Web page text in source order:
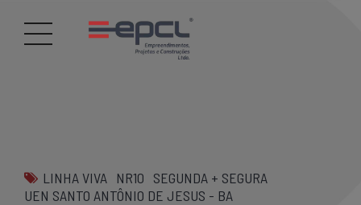
LINHA VIVA NR10 SEGUNDA + SEGURA
UEN SANTO ANTÔNIO DE JESUS - BA